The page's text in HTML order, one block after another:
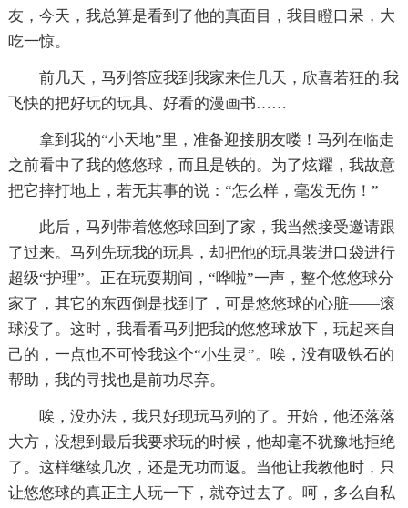
友，今天，我总算是看到了他的真面目，我目瞪口呆，大
吃一惊。
前几天，马列答应我到我家来住几天，欣喜若狂的.我
飞快的把好玩的玩具、好看的漫画书……
拿到我的“小天地”里，准备迎接朋友喽！马列在临走
之前看中了我的悠悠球，而且是铁的。为了炫耀，我故意
把它摔打地上，若无其事的说：“怎么样，毫发无伤！”
此后，马列带着悠悠球回到了家，我当然接受邀请跟
了过来。马列先玩我的玩具，却把他的玩具装进口袋进行
超级“护理”。正在玩耍期间，“哗啦”一声，整个悠悠球分
家了，其它的东西倒是找到了，可是悠悠球的心脏——滚
球没了。这时，我看看马列把我的悠悠球放下，玩起来自
己的，一点也不可怜我这个“小生灵”。唉，没有吸铁石的
帮助，我的寻找也是前功尽弃。
唉，没办法，我只好现玩马列的了。开始，他还落落
大方，没想到最后我要求玩的时候，他却毫不犹豫地拒绝
了。这样继续几次，还是无功而返。当他让我教他时，只
让悠悠球的真正主人玩一下，就夺过去了。呵，多么自私